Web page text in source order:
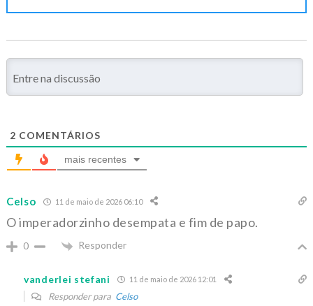
2 COMENTÁRIOS
mais recentes
Celso 11 de maio de 2026 06:10
O imperadorzinho desempata e fim de papo.
0 Responder
vanderlei stefani 11 de maio de 2026 12:01
Responder para Celso